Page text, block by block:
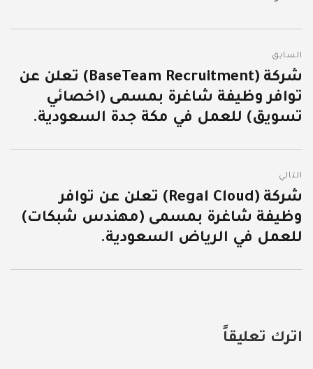
المقالات
السابق
المقالة
السابقة:
شركة (BaseTeam Recruitment) تعلن عن
توافر وظيفة شاغرة بمسمى (اخصائي
تسويق) للعمل في مكة جدة السعودية.
التالي
المقالة
التالية:
شركة (Regal Cloud) تعلن عن توافر
وظيفة شاغرة بمسمى (مهندس شبكات)
للعمل في الرياض السعودية.
اترك تعليقاً